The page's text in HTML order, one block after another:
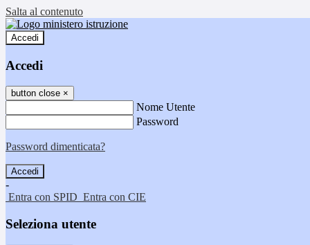
Salta al contenuto
Accedi
Accedi
button close ×
Nome Utente
Password
Password dimenticata?
-
Entra con SPID Entra con CIE
Seleziona utente